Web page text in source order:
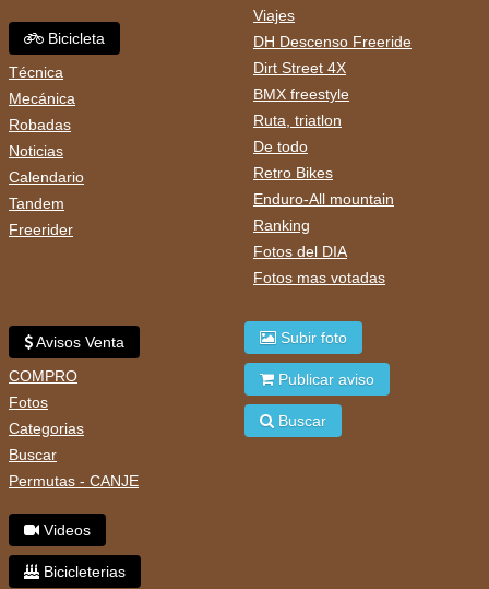
Bicicleta
Técnica
Mecánica
Robadas
Noticias
Calendario
Tandem
Freerider
Viajes
DH Descenso Freeride
Dirt Street 4X
BMX freestyle
Ruta, triatlon
De todo
Retro Bikes
Enduro-All mountain
Ranking
Fotos del DIA
Fotos mas votadas
Avisos Venta
COMPRO
Fotos
Categorias
Buscar
Permutas - CANJE
Videos
Bicicleterias
Subir foto
Publicar aviso
Buscar